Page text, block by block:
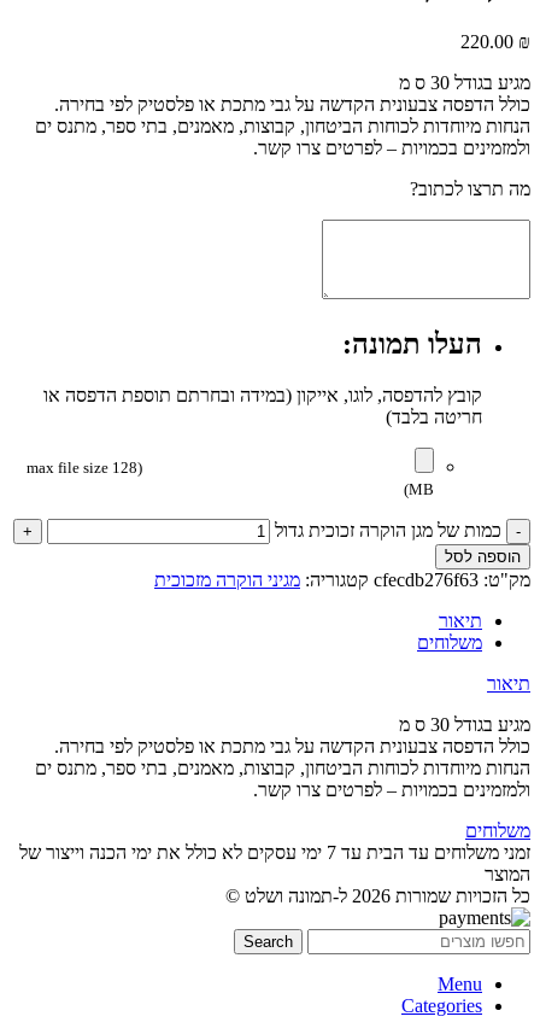
220.00 ₪
מגיע בגודל 30 ס מ
כולל הדפסה צבעונית הקדשה על גבי מתכת או פלסטיק לפי בחירה.
הנחות מיוחדות לכוחות הביטחון, קבוצות, מאמנים, בתי ספר, מתנס ים
ולמזמינים בכמויות – לפרטים צרו קשר.
מה תרצו לכתוב?
העלו תמונה:
קובץ להדפסה, לוגו, אייקון (במידה ובחרתם תוספת הדפסה או
חריטה בלבד)
(max file size 128
MB)
כמות של מגן הוקרה זכוכית גדול
הוספה לסל
מק"ט: cfecdb276f63 קטגוריה: מגיני הוקרה מזכוכית
תיאור
משלוחים
תיאור
מגיע בגודל 30 ס מ
כולל הדפסה צבעונית הקדשה על גבי מתכת או פלסטיק לפי בחירה.
הנחות מיוחדות לכוחות הביטחון, קבוצות, מאמנים, בתי ספר, מתנס ים
ולמזמינים בכמויות – לפרטים צרו קשר.
משלוחים
זמני משלוחים עד הבית עד 7 ימי עסקים לא כולל את ימי הכנה וייצור של
המוצר
כל הזכויות שמורות 2026 ל-תמונה ושלט ©
Search
Menu
Categories